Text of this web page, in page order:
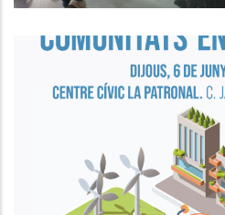
SEMINARI DE
ENERGÈTIQUES
P.